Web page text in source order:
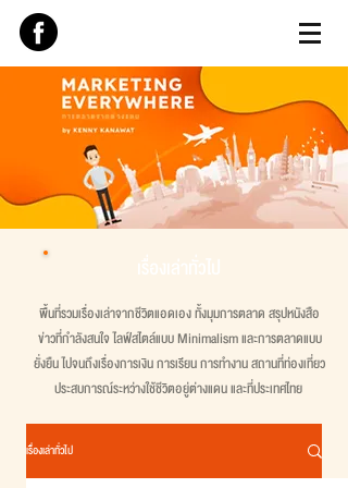
พื้นที่รวมเรื่องเล่าจากชีวิตแอดเอง ทั้งมุมการตลาด สรุปหนังสือ
ข่าวที่กำลังสนใจ ไลฟ์สไตล์แบบ Minimalism และการตลาดแบบ
ยั่งยืน ไปจนถึงเรื่องการเงิน การเรียน การทำงาน สถานที่ท่องเที่ยว
ประสบการณ์ระหว่างใช้ชีวิตอยู่ต่างแดน และที่ประเทศไทย
เรื่องเล่าทั่วไป